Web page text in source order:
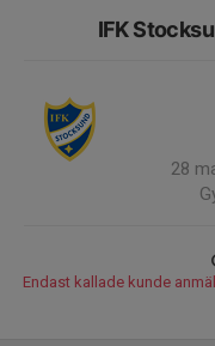
IFK
28
Endast kallade kunde